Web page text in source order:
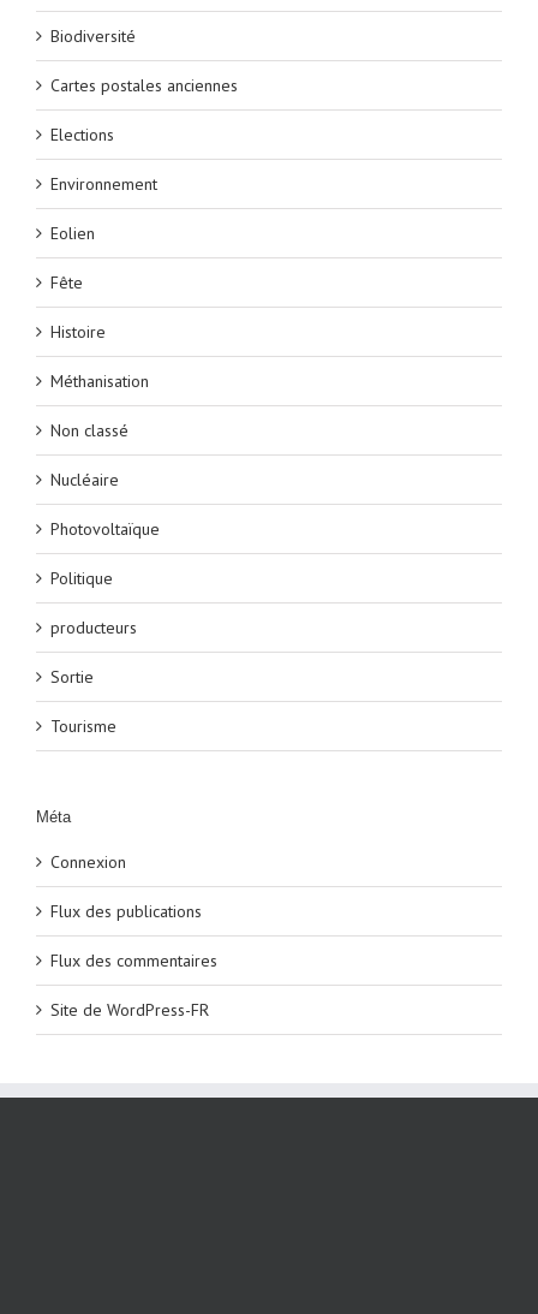
Biodiversité
Cartes postales anciennes
Elections
Environnement
Eolien
Fête
Histoire
Méthanisation
Non classé
Nucléaire
Photovoltaïque
Politique
producteurs
Sortie
Tourisme
Méta
Connexion
Flux des publications
Flux des commentaires
Site de WordPress-FR